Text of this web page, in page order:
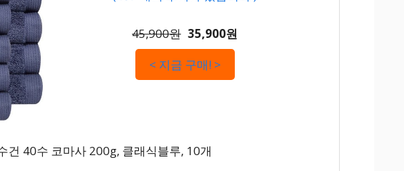
45,900원 35,900원
< 지금 구매! >
건 40수 코마사 200g, 클래식블루, 10개